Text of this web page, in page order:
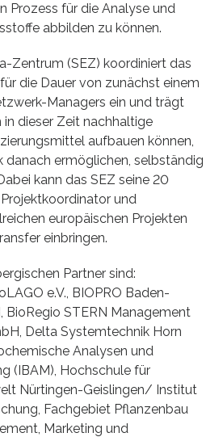
Prozess für die Analyse und
abbilden zu können.
Zentrum (SEZ) koordiniert das
die Dauer von zunächst einem
Managers ein und trägt
in dieser Zeit nachhaltige
aufbauen können,
danach ermöglichen, selbständig
kann das SEZ seine 20
und
europäischen Projekten
einbringen.
Partner sind:
e.V., BIOPRO Baden-
STERN Management
Delta Systemtechnik Horn
Analysen und
(IBAM), Hochschule für
Nürtingen-Geislingen/ Institut
Fachgebiet Pflanzenbau
Marketing und